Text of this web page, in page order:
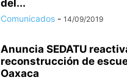
del...
Comunicados - 14/09/2019
Anuncia SEDATU
reconstrucción de
Oaxaca